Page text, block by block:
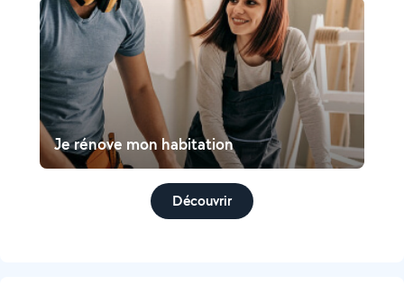
Je rénove mon habitation
Découvrir